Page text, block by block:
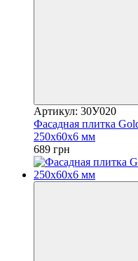
Артикул: 30У020
Фасадная плитка
250х60х6 мм
689 грн